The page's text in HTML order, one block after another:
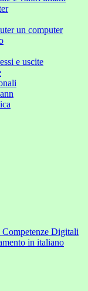
un computer
e uscite
Competenze Digitali
in italiano